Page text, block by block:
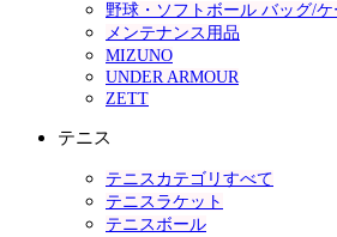
野球・ソフトボール バッグ/ケ
メンテナンス用品
MIZUNO
UNDER ARMOUR
ZETT
テニス
テニスカテゴリすべて
テニスラケット
テニスボール